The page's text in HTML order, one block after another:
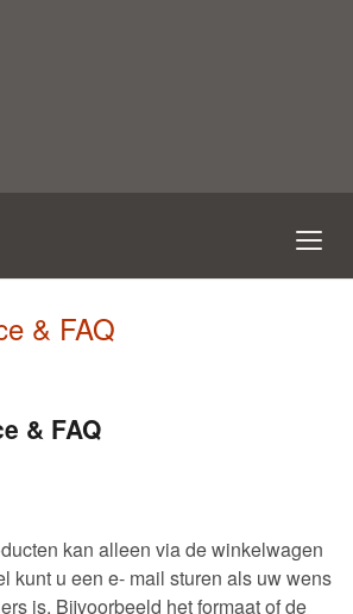
& FAQ
& FAQ
kan alleen via de winkelwagen
kunt u een e- mail sturen als uw wens
is. Bijvoorbeeld het formaat of de